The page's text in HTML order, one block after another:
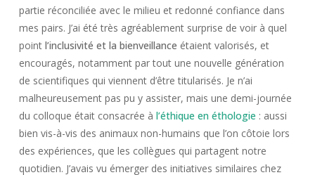
partie réconciliée avec le milieu et redonné confiance dans
mes pairs. J’ai été très agréablement surprise de voir à quel
point l’inclusivité et la bienveillance étaient valorisés, et
encouragés, notamment par tout une nouvelle génération
de scientifiques qui viennent d’être titularisés. Je n’ai
malheureusement pas pu y assister, mais une demi-journée
du colloque était consacrée à l’éthique en éthologie : aussi
bien vis-à-vis des animaux non-humains que l’on côtoie lors
des expériences, que les collègues qui partagent notre
quotidien. J’avais vu émerger des initiatives similaires chez